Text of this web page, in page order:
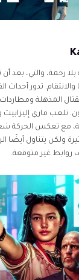
تدور
المذهلة ومطاردات
تلعب ماري
مع تعكس الحركة
ولكن يتناول أيضًا
روابط غير متوقعة.